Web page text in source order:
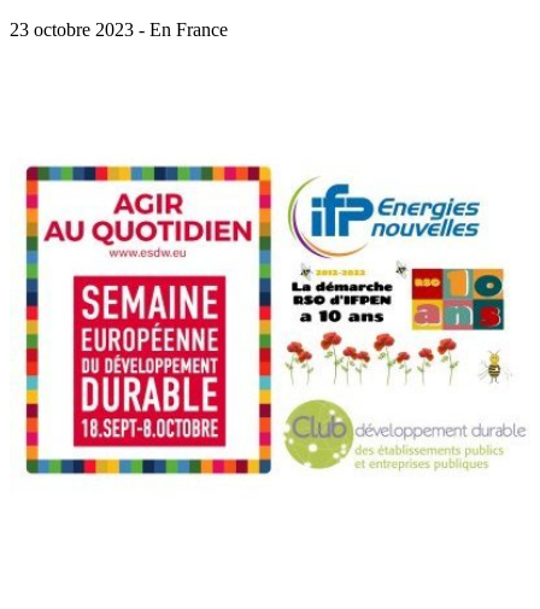
23 octobre 2023 - En France